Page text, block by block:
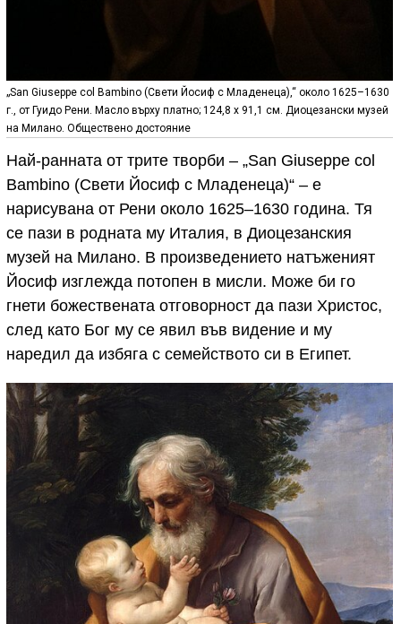
„San Giuseppe col Bambino (Свети Йосиф с Младенеца),“ около 1625–1630
г., от Гуидо Рени. Масло върху платно; 124,8 x 91,1 см. Диоцезански музей
на Милано. Обществено достояние
Най-ранната от трите творби – „San Giuseppe col
Bambino (Свети Йосиф с Младенеца)“ – е
нарисувана от Рени около 1625–1630 година. Тя
се пази в родната му Италия, в Диоцезанския
музей на Милано. В произведението натъженият
Йосиф изглежда потопен в мисли. Може би го
гнети божествената отговорност да пази Христос,
след като Бог му се явил във видение и му
наредил да избяга с семейството си в Египет.